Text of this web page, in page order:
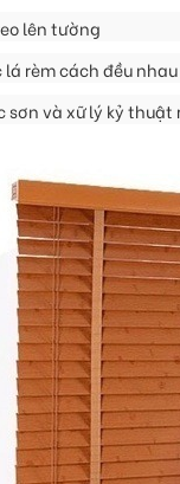
lên tường
rèm cách đều
và xữ lý kỷ